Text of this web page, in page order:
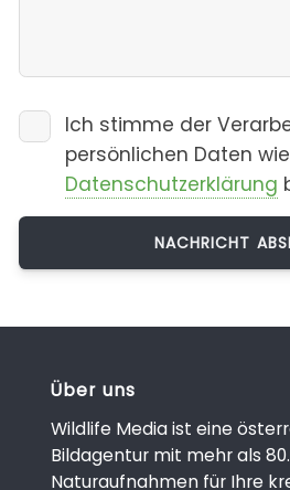
Ich stimme der
persönlichen Daten
Datenschutzerklärung
Über uns
Wildlife Media ist eine
Bildagentur mit mehr als
Naturaufnahmen für Ihre